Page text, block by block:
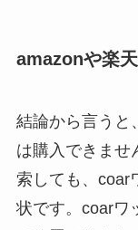
amazonや楽
結論から言うと
は購入できませ
索しても、coar
状です。coarワ